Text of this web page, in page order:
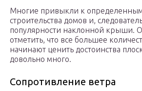
Многие привыкли к
строительства домов и,
популярности наклонной крыши.
отметить, что все большее
начинают ценить достоинства
довольно много.
Сопротивление ветра